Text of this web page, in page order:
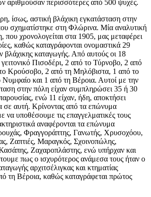
αριθμούσαν περισσότερες από 500 ψυχές.
ίσως, αστική βλάχικη εγκατάσταση στην
σχηματίστηκε στη Φλώρινα. Μία αναλυτική
που χρονολογείται στα 1905, μας μεταφέρει
καθώς καταγράφονται ονομαστικά 29
βλάχικης καταγωγής. Από αυτούς οι 18
Πισοδέρι, 2 από το Τύρνοβο, 2 από
Κρούσοβο, 2 από τη Μηλόβιστα, 1 από το
και 1 από τη Βέροια. Αυτοί με την
στην πόλη είχαν συμπληρώσει 35 ή 30
ενώ 11 είχαν, ήδη, αποκτήσει
σε αυτή. Κρίνοντας από τα επώνυμα
να υποθέσουμε τις επαγγελματικές τους
αναφέρονται τα επώνυμα
Φραγγοράπτης, Γανωτής, Χρυσοχόου,
Ζαπτιές, Μαραγκός, Σχοινοπώλης,
Ζαχαροπλάστης, ενώ υπήρχαν και
πως ο ισχυρότερος ανάμεσα τους ήταν ο
αρχιτσέλιγκας και κτηματίας
τη Βέροια, καθώς καταγράφεται πρώτος